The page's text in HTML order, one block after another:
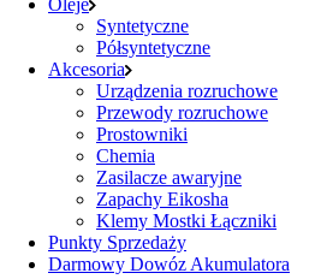
Oleje
Syntetyczne
Półsyntetyczne
Akcesoria
Urządzenia rozruchowe
Przewody rozruchowe
Prostowniki
Chemia
Zasilacze awaryjne
Zapachy Eikosha
Klemy Mostki Łączniki
Punkty Sprzedaży
Darmowy Dowóz Akumulatora